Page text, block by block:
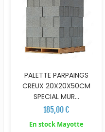
PALETTE PARPAINGS
CREUX 20X20X50CM
SPECIAL MUR...
185,00 €
En stock Mayotte